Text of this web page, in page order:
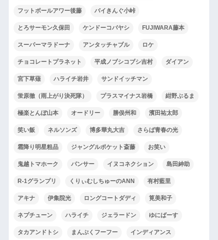
フットボールアワー後藤 バイきんぐ小峠
とろサーモン久保田 ケンドーコバヤシ FUJIWARA藤本
スーパーマラドーナ アンタッチャブル ロケ
チョコレートプラネット 平成ノブシコブシ吉村 ダイアン
宮下草薙 ハライチ岩井 サンドイッチマン
蛍原徹（雨上がり決死隊） プラスマイナス岩橋 紺野ぶるま
極楽とんぼ山本 オードリー 勝俣州和 濱田祐太郎
笑い飯 ネルソンズ 博多華丸大吉 さらば青春の光
霜降り明星粗品 ジャングルポケット斎藤 お笑い
鬼越トマホーク パンサー イヌコネクション 島田紳助
R-1グランプリ くりぃむしちゅーのANN 有村藍里
アキナ 伊集院光 ロングコートダディ 筧美和子
ネプチューン ハライチ ジェラードン ゆにばーす
タカアンドトシ まんぷくフーフー インディアンス